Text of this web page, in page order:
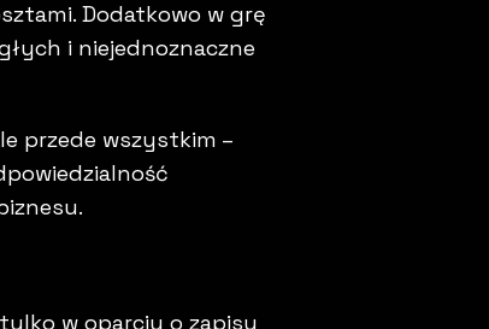
Dodatkowo w grę
i niejednoznaczne
przede wszystkim –
w oparciu o zapisy